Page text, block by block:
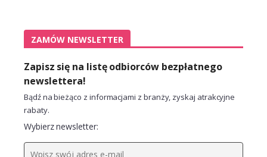
ZAMÓW NEWSLETTER
Zapisz się na listę odbiorców bezpłatnego
newslettera!
Bądź na bieżąco z informacjami z branży, zyskaj atrakcyjne
rabaty.
Wybierz newsletter: